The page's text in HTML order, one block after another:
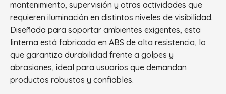
mantenimiento, supervisión y otras actividades que
requieren iluminación en distintos niveles de visibilidad.
Diseñada para soportar ambientes exigentes, esta
linterna está fabricada en ABS de alta resistencia, lo
que garantiza durabilidad frente a golpes y
abrasiones, ideal para usuarios que demandan
productos robustos y confiables.